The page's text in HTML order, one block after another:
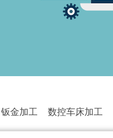
钣金加工 数控车床加工